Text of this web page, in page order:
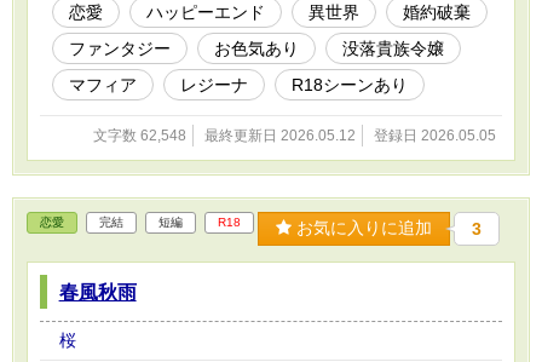
恋愛 ハッピーエンド 異世界
婚約破棄
ファンタジー
お色気あり
没落貴族令嬢
マフィア
レジーナ R18シーンあり
文字数 62,548 最終更新日 2026.05.12 登録日 2026.05.05
恋愛 完結 短編 R18 お気に入りに追加 3
春風秋雨
桜